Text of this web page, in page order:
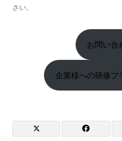
さい。
お問い合
企業様への研修プ